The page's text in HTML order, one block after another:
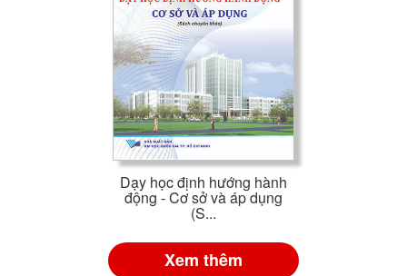
Dạy học định hướng hành
động - Cơ sở và áp dụng
(S...
Xem thêm